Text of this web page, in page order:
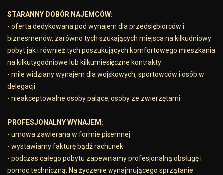
STARANNY DOBÓR NAJEMCÓW:
- oferta dedykowana pod wynajem dla przedsiębiorców i
biznesmenów, zarówno tych szukających miejsca na kilkudniowy
pobyt jak i również tych poszukujących komfortowego mieszkania
na kilkutygodniowe lub kilkumiesięczne kontrakty
- mile widziany wynajem dla wojskowych, sportowców i osób w
delegacji
- nieakceptowalne osoby palące, osoby ze zwierzętami
PROFESJONALNY WYNAJEM:
- umowa zawierana w formie pisemnej
- wystawiamy fakturę bądź rachunek
- podczas całego pobytu zapewniamy profesjonalną obsługę i
pomoc techniczną. Na życzenie wynajmującego sprzątanie